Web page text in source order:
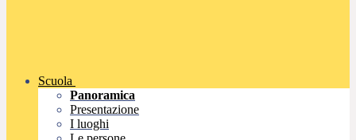
Scuola
Panoramica
Presentazione
I luoghi